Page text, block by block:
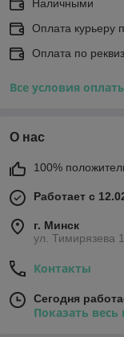
Наличными
Оплата курьеру
Оплата по
Все условия
О нас
100%
Работает с
г. Минск
ул. Тимирязева
Контакты
Сегодня
Показать